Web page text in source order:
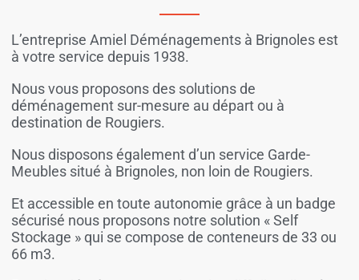
L’entreprise Amiel Déménagements à Brignoles est
à votre service depuis 1938.
Nous vous proposons des solutions de
déménagement sur-mesure au départ ou à
destination de Rougiers.
Nous disposons également d’un service Garde-
Meubles situé à Brignoles, non loin de Rougiers.
Et accessible en toute autonomie grâce à un badge
sécurisé nous proposons notre solution « Self
Stockage » qui se compose de conteneurs de 33 ou
66 m3.